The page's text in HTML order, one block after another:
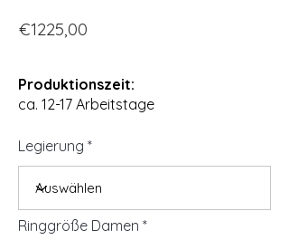
€1225,00
Produktionszeit:
ca. 12-17 Arbeitstage
Legierung
Ringgröße Damen